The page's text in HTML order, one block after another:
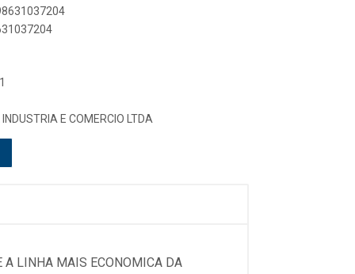
E COMERCIO LTDA
A LINHA MAIS ECONOMICA DA